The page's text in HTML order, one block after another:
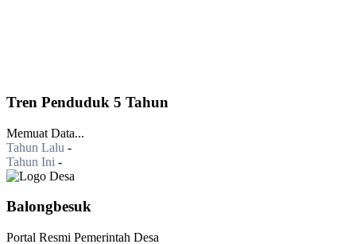
Tren Penduduk 5 Tahun
Memuat Data...
Tahun Lalu -
Tahun Ini -
Balongbesuk
Portal Resmi Pemerintah Desa